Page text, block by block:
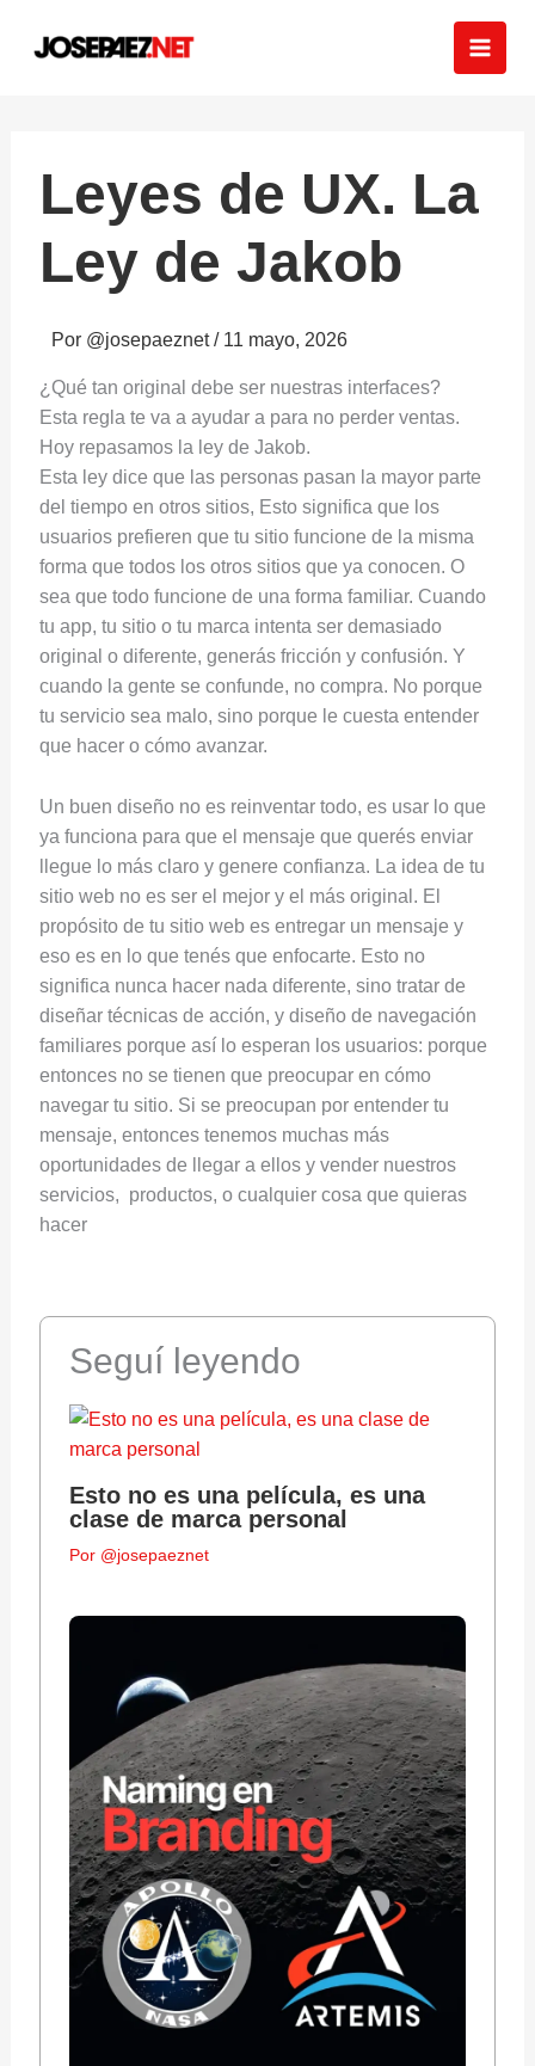
Leyes de UX. La
Ley de Jakob
Por @josepaeznet/ 11 mayo, 2026
¿Qué tan original debe ser nuestras interfaces?
Esta regla te va a ayudar a para no perder ventas.
Hoy repasamos la ley de Jakob.
Esta ley dice que las personas pasan la mayor parte
del tiempo en otros sitios, Esto significa que los
usuarios prefieren que tu sitio funcione de la misma
forma que todos los otros sitios que ya conocen. O
sea que todo funcione de una forma familiar. Cuando
tu app, tu sitio o tu marca intenta ser demasiado
original o diferente, generás fricción y confusión. Y
cuando la gente se confunde, no compra. No porque
tu servicio sea malo, sino porque le cuesta entender
que hacer o cómo avanzar.
Un buen diseño no es reinventar todo, es usar lo que
ya funciona para que el mensaje que querés enviar
llegue lo más claro y genere confianza. La idea de tu
sitio web no es ser el mejor y el más original. El
propósito de tu sitio web es entregar un mensaje y
eso es en lo que tenés que enfocarte. Esto no
significa nunca hacer nada diferente, sino tratar de
diseñar técnicas de acción, y diseño de navegación
familiares porque así lo esperan los usuarios: porque
entonces no se tienen que preocupar en cómo
navegar tu sitio. Si se preocupan por entender tu
mensaje, entonces tenemos muchas más
oportunidades de llegar a ellos y vender nuestros
servicios, productos, o cualquier cosa que quieras
hacer
Seguí leyendo
Esto no es una película, es una
clase de marca personal
Por @josepaeznet